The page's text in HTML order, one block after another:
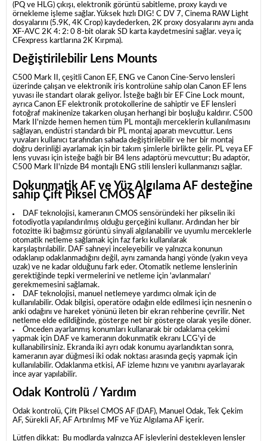
(PQ ve HLG) çıkışı, elektronik görüntü sabitleme, proxy kaydı ve
örnekleme işleme sağlar.Yüksek hızlı DIG! C DV 7, Cinema RAW Light
dosyalarını (5.9K, 4K Crop) kaydederken, 2K proxy dosyalarını aynı anda
XF-AVC 2K 4: 2: 0 8-bit olarak SD karta kaydetmesini sağlar. veya iç
CFexpress kartlarına 2K Kırpma).
Değiştirilebilir Lens Mounts
C500 Mark II, çeşitli Canon EF, ENG ve Canon Cine-Servo lensleri
üzerinde çalışan ve elektronik iris kontrolüne sahip olan Canon EF lens
yuvası ile standart olarak geliyor. İsteğe bağlı bir EF Cine Lock mount,
ayrıca Canon EF elektronik protokollerine de sahiptir ve EF lensleri
fotoğraf makinenize takarken oluşan herhangi bir boşluğu kaldırır. C500
Mark II'nizde hemen hemen tüm PL montajlı merceklerin kullanılmasını
sağlayan, endüstri standardı bir PL montaj aparatı mevcuttur. Lens
yuvaları kullanıcı tarafından sahada değiştirilebilir ve her bir montaj
doğru derinliği ayarlamak için bir takım şimlerle birlikte gelir. PL veya EF
lens yuvası için isteğe bağlı bir B4 lens adaptörü mevcuttur; Bu adaptör,
C500 Mark II'nizde B4 montajlı ENG stili lensleri kullanmanızı sağlar.
Dokunmatik AF ve Yüz Algılama AF desteğine
sahip Çift Piksel CMOS AF
DAF teknolojisi, kameranın CMOS sensöründeki her pikselin iki
fotodiyotla yapılandırılmış olduğu gerçeğini kullanır. Ardından her bir
fotozitte iki bağımsız görüntü sinyali algılanabilir ve uyumlu merceklerle
otomatik netleme sağlamak için faz farkı kullanılarak
karşılaştırılabilir. DAF sahneyi inceleyebilir ve yalnızca konunun
odaklanıp odaklanmadığını değil, aynı zamanda hangi yönde (yakın veya
uzak) ve ne kadar olduğunu fark eder. Otomatik netleme lenslerinin
gerektiğinde tepki vermelerini ve netleme için 'avlanmaları'
gerekmemesini sağlamak.
DAF teknolojisi, manuel netlemeye yardımcı olmak için de
kullanılabilir. Odak bilgisi, operatöre odağın elde edilmesi için nesnenin o
anki odağını ve hareket yönünü ileten bir ekran rehberine çevrilir. Net
netleme elde edildiğinde, gösterge net bir gösterge olarak yeşile döner.
Önceden ayarlanmış konumları kullanarak bir odaklama çekimi
yapmak için DAF ve kameranın dokunmatik ekranı LCG'yi de
kullanabilirsiniz. Ekranda iki ayrı odak konumu ayarlandıktan sonra,
kameranın ayar düğmesi iki odak noktası arasında geçiş yapmak için
kullanılabilir. Odaklanma etkisi, AF izleme hızını ve yanıtını ayarlayarak
ince ayar yapılabilir.
Odak Kontrolü / Yardım
Odak kontrolü, Çift Piksel CMOS AF (DAF), Manuel Odak, Tek Çekim
AF, Sürekli AF, AF Artırılmış MF ve Yüz Algılama AF içerir.
Lütfen dikkat:
Bu modlarda yalnızca AF işlevlerini destekleyen lensler